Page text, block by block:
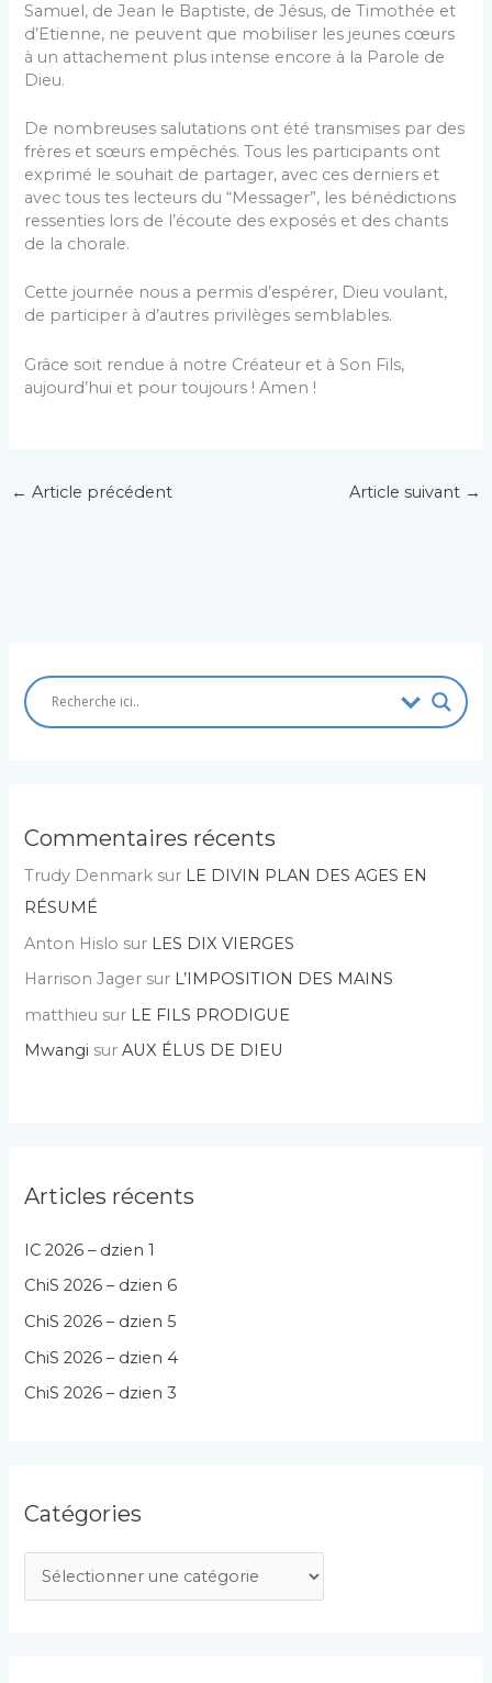
Samuel, de Jean le Baptiste, de Jésus, de Timothée et
d’Etienne, ne peuvent que mobiliser les jeunes cœurs
à un attachement plus intense encore à la Parole de
Dieu.
De nombreuses salutations ont été transmises par des
frères et sœurs empêchés. Tous les participants ont
exprimé le souhait de partager, avec ces derniers et
avec tous tes lecteurs du “Messager”, les bénédictions
ressenties lors de l’écoute des exposés et des chants
de la chorale.
Cette journée nous a permis d’espérer, Dieu voulant,
de participer à d’autres privilèges semblables.
Grâce soit rendue à notre Créateur et à Son Fils,
aujourd’hui et pour toujours ! Amen !
← Article précédent Article suivant →
Commentaires récents
Trudy Denmark sur LE DIVIN PLAN DES AGES EN
RÉSUMÉ
Anton Hislo sur LES DIX VIERGES
Harrison Jager sur L’IMPOSITION DES MAINS
matthieu sur LE FILS PRODIGUE
Mwangi surAUX ÉLUS DE DIEU
Articles récents
IC 2026 – dzien 1
ChiS 2026 – dzien 6
ChiS 2026 – dzien 5
ChiS 2026 – dzien 4
ChiS 2026 – dzien 3
Catégories
a